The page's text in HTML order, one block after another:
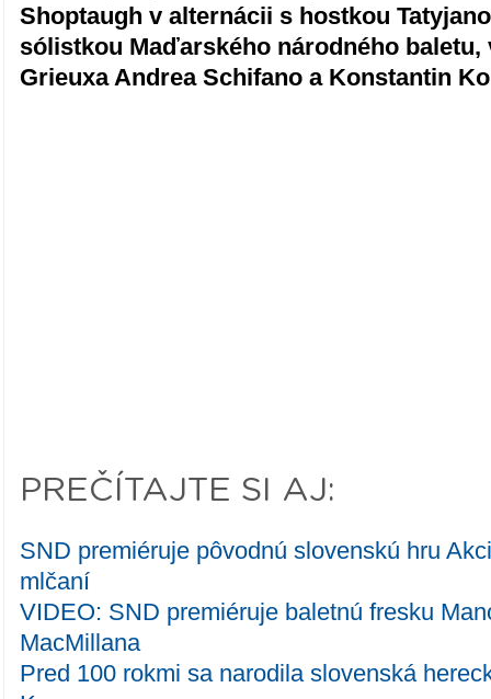
Shoptaugh v alternácii s hostkou
sólistkou Maďarského národného baletu,
Grieuxa Andrea Schifano a Konstantin
PREČÍTAJTE SI AJ:
SND premiéruje pôvodnú slovenskú hru
mlčaní
VIDEO: SND premiéruje baletnú fresku
MacMillana
Pred 100 rokmi sa narodila slovenská